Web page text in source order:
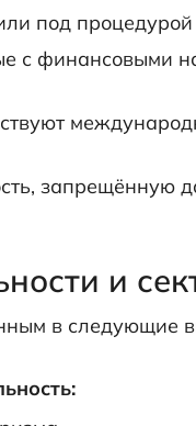
под процедурой
с финансовыми
запрещённую
и
в следующие